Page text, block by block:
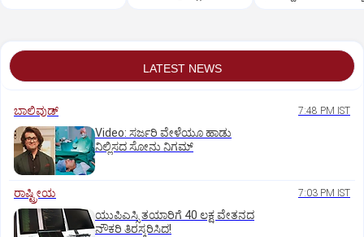
LATEST NEWS
ಬಾಲಿವುಡ್‌ 7:48 PM IST
‌Video: ಸರ್ಜರಿ ವೇಳೆಯೂ ಹಾಡು
ನಿಲ್ಲಿಸದ ಸೋನು ನಿಗಮ್
ರಾಷ್ಟ್ರೀಯ 7:03 PM IST
ಯುಪಿಎಸ್ಸಿ ತಯಾರಿಗೆ 40 ಲಕ್ಷ ವೇತನದ
ನೌಕರಿ ತಿರಸ್ಕರಿಸಿದ!